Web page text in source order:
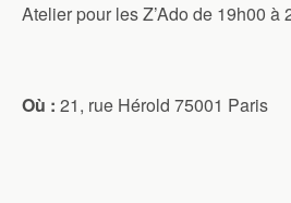
Atelier pour les Z’Ado de 19h00 à
Où : 21, rue Hérold 75001 Paris